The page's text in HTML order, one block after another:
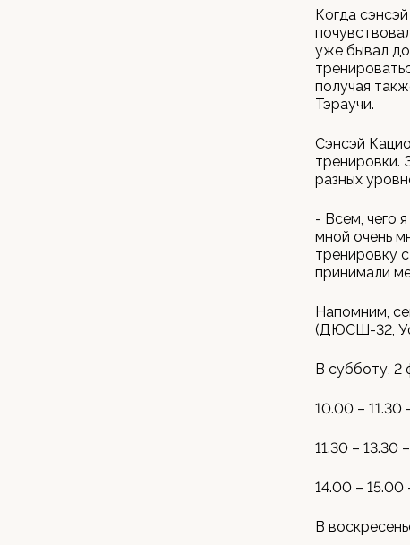
Когда
уже бывал до
получая
Тэраучи.
Сэнсэй
тренировки.
разных
- Всем, чего
мной очень
тренировку
принимали
Напомним,
(ДЮСШ-32,
В субботу, 2
10.00 – 11.30
11.30 – 13.30
14.00 – 15.00
В